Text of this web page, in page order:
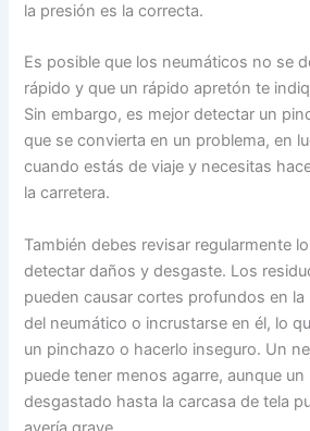
la presión es la correcta.
Es posible que los neumáticos no se
rápido y que un rápido apretón te
Sin embargo, es mejor detectar un
que se convierta en un problema, en
cuando estás de viaje y necesitas
la carretera.
También debes revisar regularmente
detectar daños y desgaste. Los
pueden causar cortes profundos en la
del neumático o incrustarse en él, lo
un pinchazo o hacerlo inseguro. Un
puede tener menos agarre, aunque un
desgastado hasta la carcasa de tela